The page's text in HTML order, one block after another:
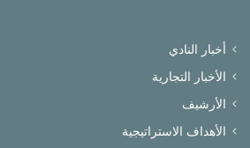
أخبار النادي
الأخبار التجارية
الأرشيف
الأهداف الاستراتيجية